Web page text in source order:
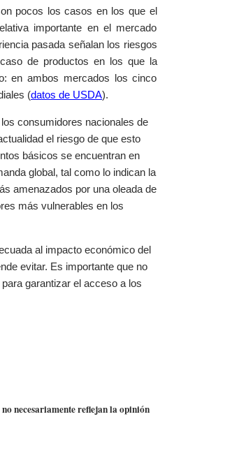
pocos los casos en los que el
importante en el mercado
pasada señalan los riesgos
de productos en los que la
en ambos mercados los cinco
(datos de USDA).
consumidores nacionales de
el riesgo de que esto
básicos se encuentran en
global, tal como lo indican la
amenazados por una oleada de
más vulnerables en los
al impacto económico del
evitar. Es importante que no
garantizar el acceso a los
necesariamente reflejan la opinión